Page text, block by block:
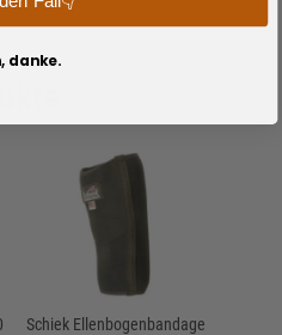
Schiek Ellenbogenbandage
danke.